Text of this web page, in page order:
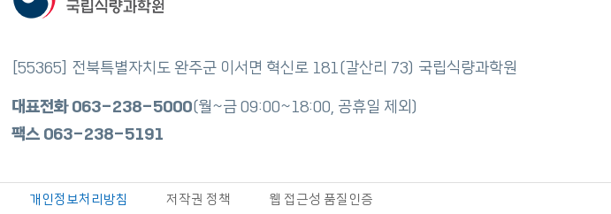
[55365] 전북특별자치도 완주군 이서면 혁신로 181(갈산리 73) 국립식량과학원
대표전화 063-238-5000(월~금 09:00~18:00, 공휴일 제외)
팩스 063-238-5191
개인정보처리방침 저작권 정책 웹 접근성 품질인증